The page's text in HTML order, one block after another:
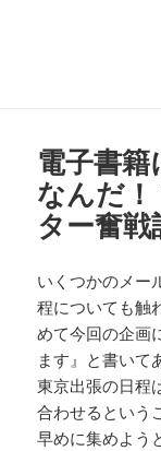
電子書
なんだ
ター奮
いくつかのメー
程についても触
めて今回の企画
ます』と書いて
東京出張の日程
合わせるという
早めに集めよう